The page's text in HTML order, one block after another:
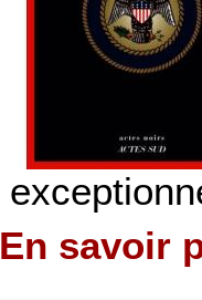
En savoir